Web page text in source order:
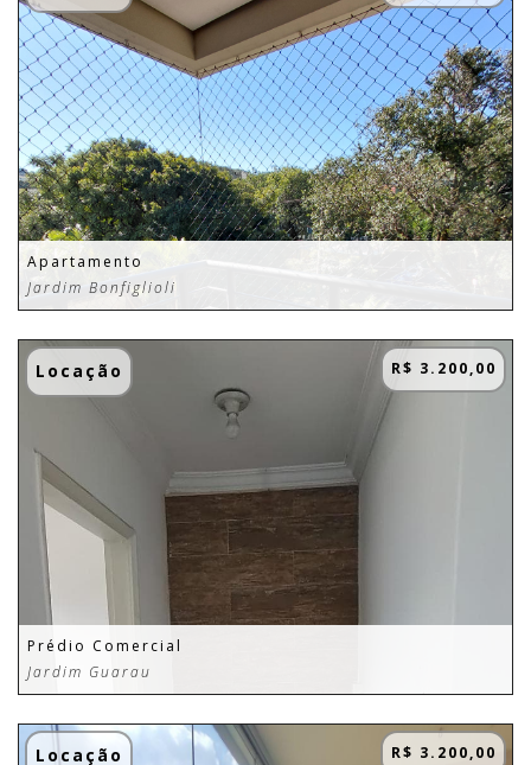
Apartamento
Jardim Bonfiglioli
Locação R$ 3.200,00
Prédio Comercial
Jardim Guarau
Locação R$ 3.200,00